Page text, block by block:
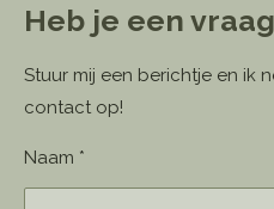
Heb je een
Stuur mij een berichtje en ik
contact op!
Naam *